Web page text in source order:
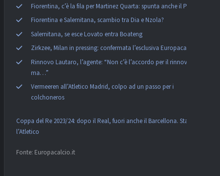
Fiorentina, c’è la fila per Martinez Quarta: spunta anche il PSG
Fiorentina e Salernitana, scambio tra Dia e Nzola?
Salernitana, se esce Lovato entra Boateng
Zirkzee, Milan in pressing: confermata l’esclusiva Europacalcio!
Rinnovo Lautaro, l’agente: “Non c’è l’accordo per il rinnovo,
ma…”
Vermeeren all’Atletico Madrid, colpo ad un passo per i
colchoneros
Coppa del Re 2023/24: dopo il Real, fuori anche il Barcellona. Stasera
l’Atletico
Fonte: Europacalcio.it